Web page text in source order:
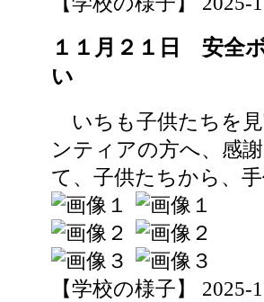
１１月２１日 安全
い
いちも子供たちを
ンティアの方へ、感
て、子供たちから、
【学校の様子】 2025-